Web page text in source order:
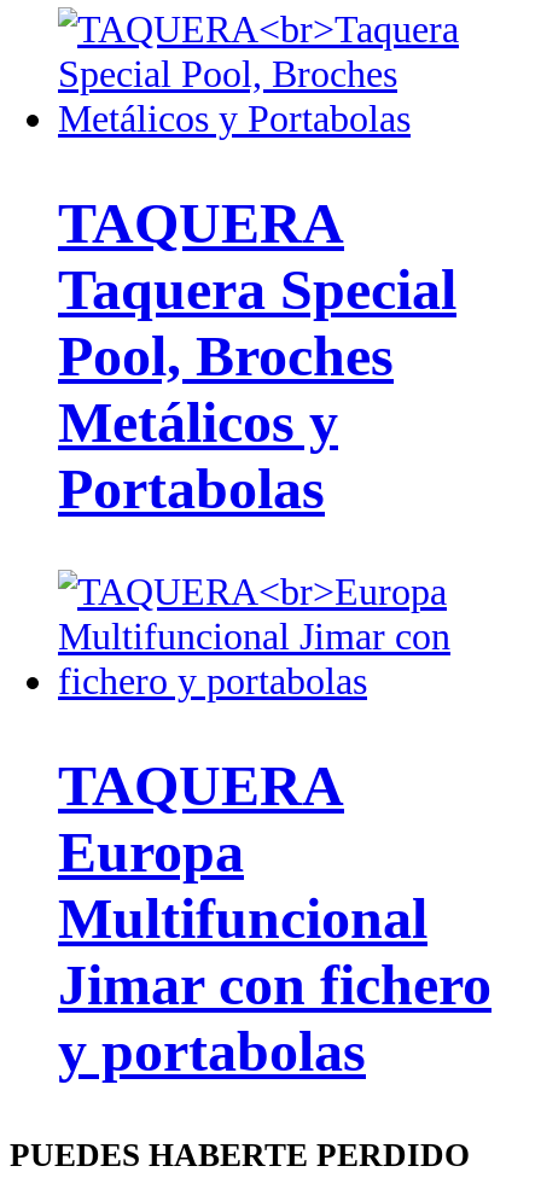
TAQUERA
Taquera Special
Pool, Broches
Metálicos y
Portabolas
TAQUERA
Europa
Multifuncional
Jimar con fichero
y portabolas
PUEDES HABERTE PERDIDO